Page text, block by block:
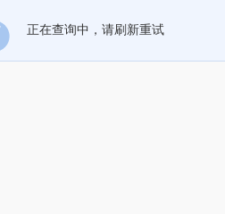
正在查询中，请刷新重试